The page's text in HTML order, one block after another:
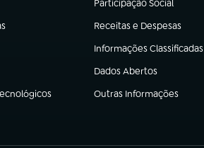
Participação Social
(abre em nova aba)
Receitas e Despesas
(abre em nova aba)
Informações Classificadas
(abre em nova aba)
Dados Abertos
(abre em nova aba)
Outras Informações
(abre em nova aba)